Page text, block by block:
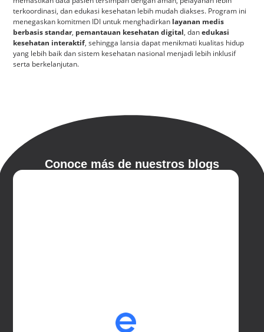
terkoordinasi, dan edukasi kesehatan lebih mudah diakses. Program ini
menegaskan komitmen IDI untuk menghadirkan layanan medis
berbasis standar, pemantauan kesehatan digital, danedukasi
kesehatan interaktif, sehingga lansia dapat menikmati kualitas hidup
yang lebih baik dan sistem kesehatan nasional menjadi lebih inklusif
serta berkelanjutan.
Conoce más de nuestros blogs